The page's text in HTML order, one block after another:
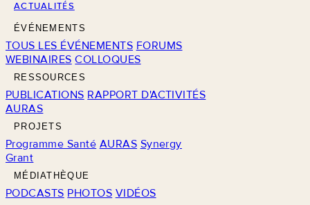
ACTUALITÉS
ÉVÉNEMENTS
TOUS LES ÉVÉNEMENTS FORUMS
WEBINAIRES COLLOQUES
RESSOURCES
PUBLICATIONS RAPPORT D'ACTIVITÉS
AURAS
PROJETS
Programme Santé AURAS Synergy
Grant
MÉDIATHÈQUE
PODCASTS PHOTOS VIDÉOS